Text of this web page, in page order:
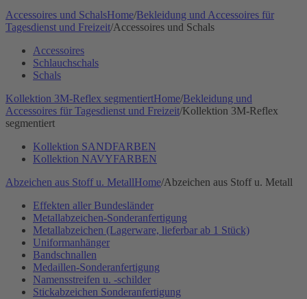
Accessoires und SchalsHome/Bekleidung und Accessoires für
Tagesdienst und Freizeit/Accessoires und Schals
Accessoires
Schlauchschals
Schals
Kollektion 3M-Reflex segmentiertHome/Bekleidung und
Accessoires für Tagesdienst und Freizeit/Kollektion 3M-Reflex
segmentiert
Kollektion SANDFARBEN
Kollektion NAVYFARBEN
Abzeichen aus Stoff u. MetallHome/Abzeichen aus Stoff u. Metall
Effekten aller Bundesländer
Metallabzeichen-Sonderanfertigung
Metallabzeichen (Lagerware, lieferbar ab 1 Stück)
Uniformanhänger
Bandschnallen
Medaillen-Sonderanfertigung
Namensstreifen u. -schilder
Stickabzeichen Sonderanfertigung